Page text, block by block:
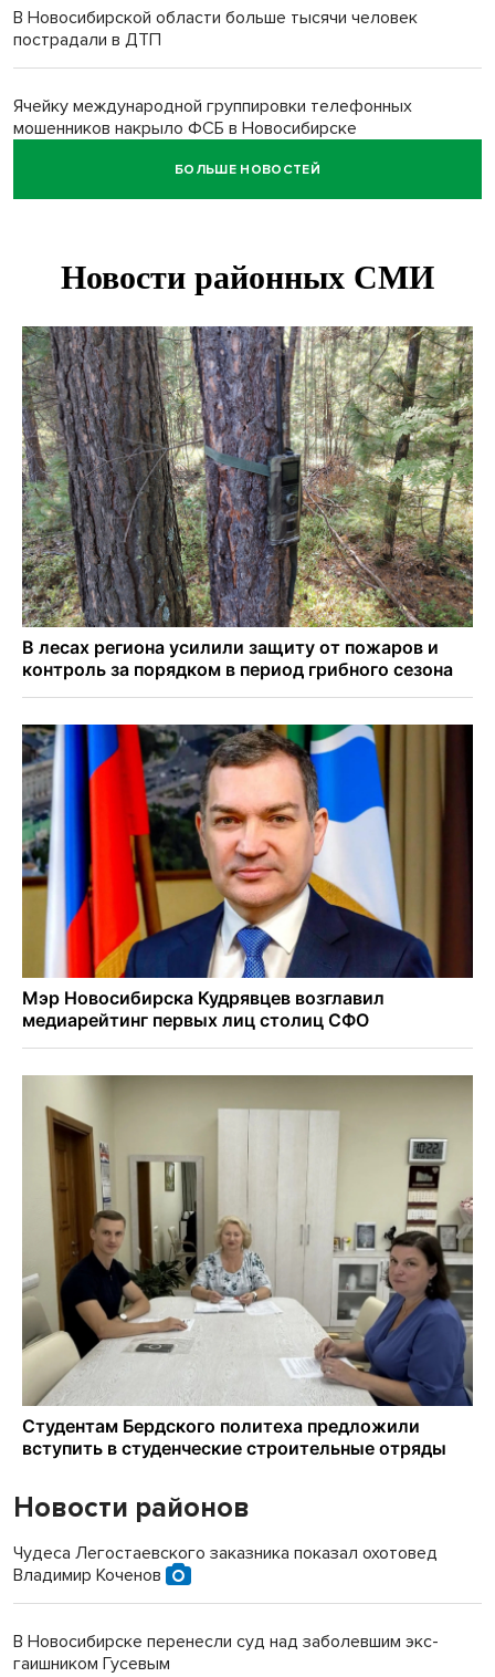
В Новосибирской области больше тысячи человек
пострадали в ДТП
Ячейку международной группировки телефонных
мошенников накрыло ФСБ в Новосибирске
«Мамкиных грабителей» задержали за кражу с
Царь-томат из Новосибирска побил рекорд России по
В Новосибирской области начинается второй пик
активности клещей
Новосибирских дачников призвали накормить животных в
зоопарке
БОЛЬШЕ НОВОСТЕЙ
Новости районов
Чудеса Легостаевского заказника показал охотовед
Владимир Коченов
В Новосибирске перенесли суд над заболевшим экс-
гаишником Гусевым